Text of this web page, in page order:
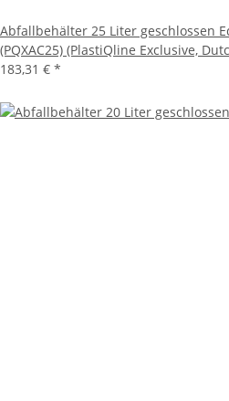
Abfallbehälter 25 Liter geschlossen
(PQXAC25) (PlastiQline Exclusive,
183,31 € *